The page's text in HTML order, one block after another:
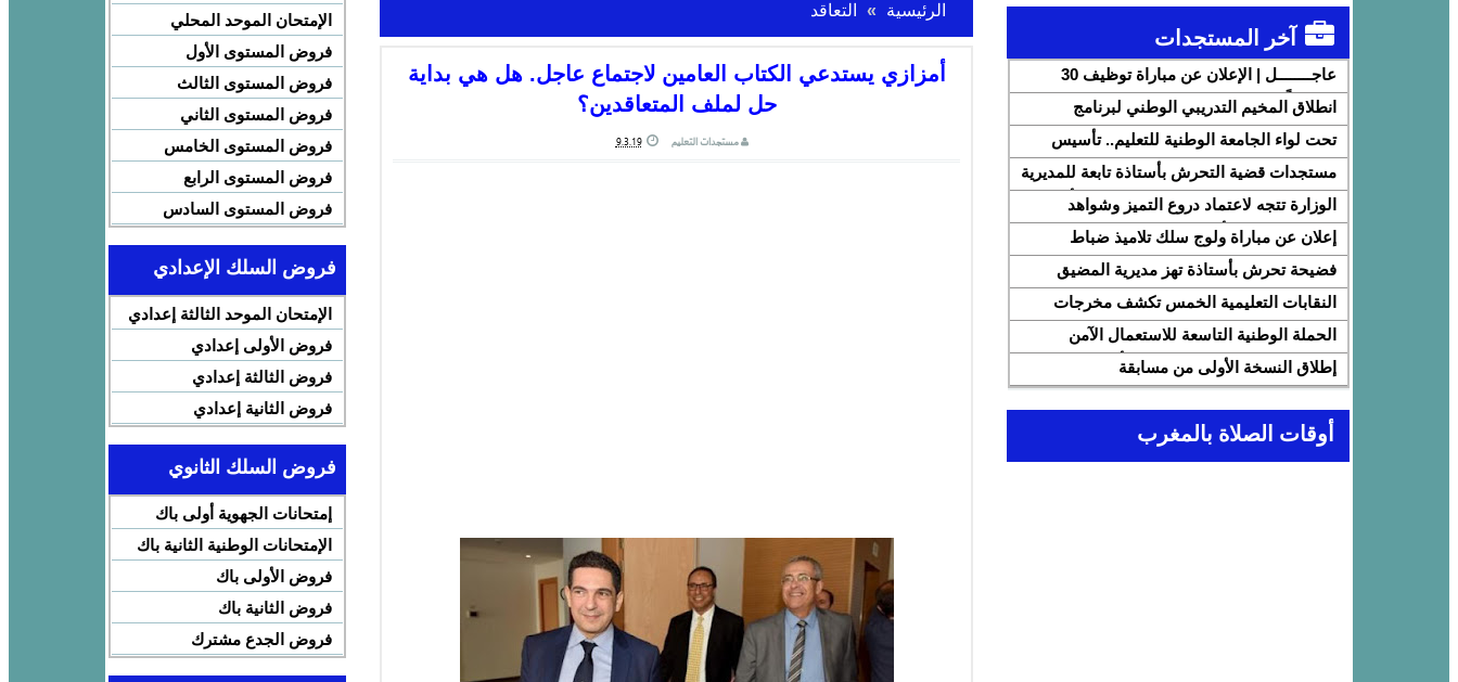
الرئيسية التعاقد
أمزازي يستدعي الكتاب العامين لاجتماع عاجل. هل هي بداية
حل لملف المتعاقدين؟
مستجدات التعليم 9.3.19
آخر المستجدات
عاجــــــــل | الإعلان عن مباراة توظيف 30
متصرفاً من الدرجة الثانية بقطاع الشباب
انطلاق المخيم التدريبي الوطني لبرنامج
DigiSchool بشراكة مع شركة هواوي المغرب
تحت لواء الجامعة الوطنية للتعليم.. تأسيس
النقابة الوطنية للمتصرفين والمتصرفات بقطاع
التربية الوطنية SNASE وانتخاب مكتبها
الوطني
مستجدات قضية التحرش بأستاذة تابعة للمديرية
الإقليمية المضيق الفنيدق ولجنة تابعة للأكاديمية
الجهوية للتربية والتكوين بجهة طنجة تطوان
الحسيمة، تحل بذات المديرية الإقليمية
الوزارة تتجه لاعتماد دروع التميز وشواهد
تقديرية لتثمين الأداء التربوي بمؤسسات الريادة
إعلان عن مباراة ولوج سلك تلاميذ ضباط
المدرسة الملكية الجوية لسنة 2026
فضيحة تحرش بأستاذة تهز مديرية المضيق
الفنيدق… تحقيق عاجل ولجنة تفتيش على
الخط
النقابات التعليمية الخمس تكشف مخرجات
اجتماع 12 فبراير مع وزارة التربية والتعليم
وتطالب بتسريع تنزيل الالتزامات
الحملة الوطنية التاسعة للاستعمال الآمن
للإنترنت: تعبئة تربوية لمواجهة الأخبار الزائفة
في عصر الذكاء الاصطناعي
إطلاق النسخة الأولى من مسابقة
“Cap'Lecture Maroc” لتعزيز القراءة
بالفرنسية سنة 2026
أوقات الصلاة بالمغرب
الإمتحان الموحد المحلي
فروض المستوى الأول
فروض المستوى الثالث
فروض المستوى الثاني
فروض المستوى الخامس
فروض المستوى الرابع
فروض المستوى السادس
فروض السلك الإعدادي
الإمتحان الموحد الثالثة إعدادي
فروض الأولى إعدادي
فروض الثالثة إعدادي
فروض الثانية إعدادي
فروض السلك الثانوي
إمتحانات الجهوية أولى باك
الإمتحانات الوطنية الثانية باك
فروض الأولى باك
فروض الثانية باك
فروض الجدع مشترك